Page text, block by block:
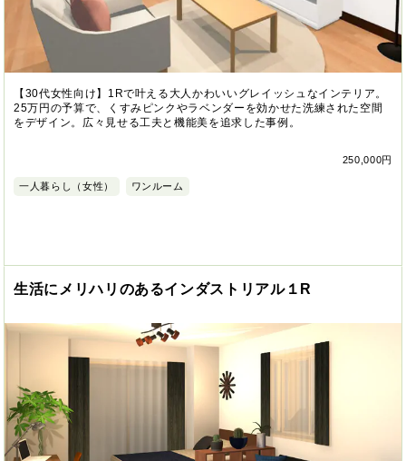
【30代女性向け】1Rで叶える大人かわいいグレイッシュなインテリア。
25万円の予算で、くすみピンクやラベンダーを効かせた洗練された空間
をデザイン。広々見せる工夫と機能美を追求した事例。
250,000円
一人暮らし（女性） ワンルーム
生活にメリハリのあるインダストリアル１R